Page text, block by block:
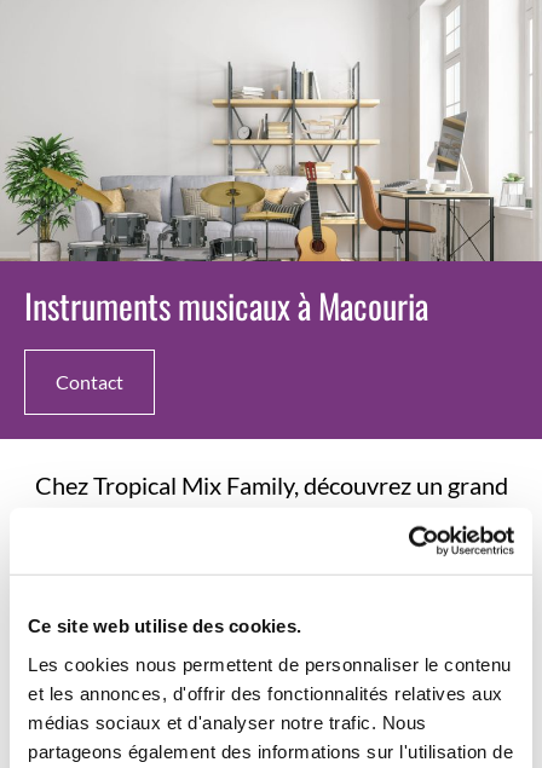
Ce site web utilise des cookies.
Les cookies nous permettent de personnaliser le contenu
et les annonces, d'offrir des fonctionnalités relatives aux
médias sociaux et d'analyser notre trafic. Nous
partageons également des informations sur l'utilisation de
Instruments musicaux à Macouria
Contact
Chez Tropical Mix Family, découvrez un grand
choix d'instruments de musique de qualité aux
meilleurs prix ! Que vous soyez un amateur ou
un musicien professionnel, nous vous
proposons différentes gammes de pianos,
claviers, guitares, batteries et autres
percussions. Retrouvez une sélection des plus